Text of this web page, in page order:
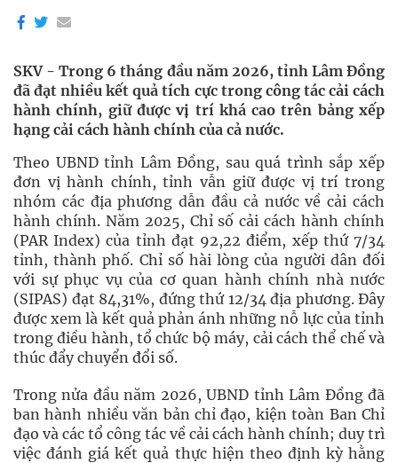
SKV - Trong 6 tháng đầu năm 2026, tỉnh Lâm Đồng
đã đạt nhiều kết quả tích cực trong công tác cải cách
hành chính, giữ được vị trí khá cao trên bảng xếp
hạng cải cách hành chính của cả nước.
Theo UBND tỉnh Lâm Đồng, sau quá trình sắp xếp
đơn vị hành chính, tỉnh vẫn giữ được vị trí trong
nhóm các địa phương dẫn đầu cả nước về cải cách
hành chính. Năm 2025, Chỉ số cải cách hành chính
(PAR Index) của tỉnh đạt 92,22 điểm, xếp thứ 7/34
tỉnh, thành phố. Chỉ số hài lòng của người dân đối
với sự phục vụ của cơ quan hành chính nhà nước
(SIPAS) đạt 84,31%, đứng thứ 12/34 địa phương. Đây
được xem là kết quả phản ánh những nỗ lực của tỉnh
trong điều hành, tổ chức bộ máy, cải cách thể chế và
thúc đẩy chuyển đổi số.
Trong nửa đầu năm 2026, UBND tỉnh Lâm Đồng đã
ban hành nhiều văn bản chỉ đạo, kiện toàn Ban Chỉ
đạo và các tổ công tác về cải cách hành chính; duy trì
việc đánh giá kết quả thực hiện theo định kỳ hằng